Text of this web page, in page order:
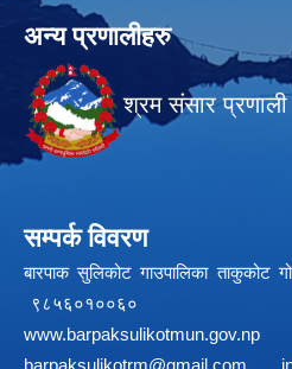
अन्य प्रणालीहरु
श्रम संसार प्रणाली
सम्पर्क विवरण
बारपाक सुलिकोट
www.barpaksulikotmun.gov.np
barpaksulikotrm@gmail.com